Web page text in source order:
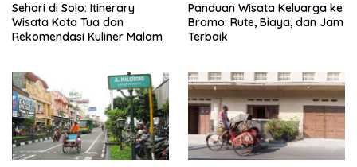
Sehari di Solo: Itinerary
Wisata Kota Tua dan
Rekomendasi Kuliner Malam
Panduan Wisata Keluarga ke
Bromo: Rute, Biaya, dan Jam
Terbaik